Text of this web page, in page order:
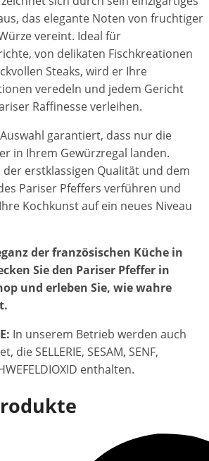
das elegante Noten von fruchtiger
vereint. Ideal für
von delikaten Fischkreationen
Steaks, wird er Ihre
veredeln und jedem Gericht
Raffinesse verleihen.
garantiert, dass nur die
in Ihrem Gewürzregal landen.
der erstklassigen Qualität und dem
Pariser Pfeffers verführen und
Kochkunst auf ein neues Niveau
der französischen Küche in
Sie den Pariser Pfeffer in
und erleben Sie, wie wahre
In unserem Betrieb werden auch
SELLERIE, SESAM, SENF,
enthalten.